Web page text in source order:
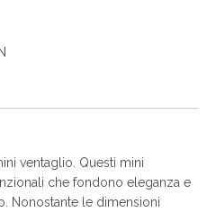
ventaglio. Questi mini
che fondono eleganza e
Nonostante le dimensioni